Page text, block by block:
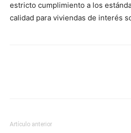
estricto cumplimiento a los
calidad para viviendas de interés
Artículo anterior